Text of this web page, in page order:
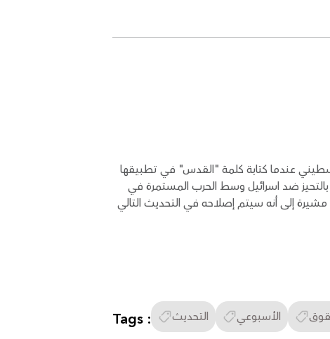
عندما كتابة كلمة "القدس" في تطبيقها
بالتحيز ضد اسرائيل وسط الحرب المستمرة في
إلى أنه سيتم إصلاحه في التحديث التالي
Tags : التحديث الأسبوعي